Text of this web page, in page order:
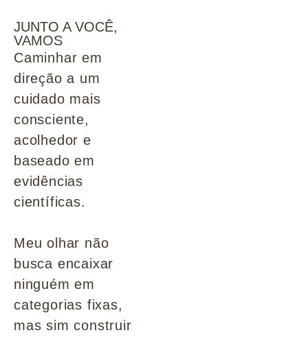
JUNTO A VOCÊ,
VAMOS
Caminhar em
direção a um
cuidado mais
consciente,
acolhedor e
baseado em
evidências
científicas.
Meu olhar não
busca encaixar
ninguém em
categorias fixas,
mas sim construir